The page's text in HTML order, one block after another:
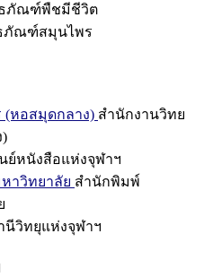
ภัณฑ์พืชมีชีวิต
ภัณฑ์สมุนไพร
(หอสมุดกลาง) สำนักงานวิทย
ย์หนังสือแห่งจุฬาฯ
าวิทยาลัย สำนักพิมพ์
นีวิทยุแห่งจุฬาฯ